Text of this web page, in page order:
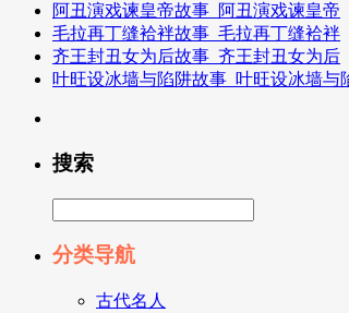
阿丑演戏谏皇帝故事_阿丑演戏谏皇帝
毛拉再丁缝袷袢故事_毛拉再丁缝袷袢
齐王封丑女为后故事_齐王封丑女为后
叶旺设冰墙与陷阱故事_叶旺设冰墙与
搜索
分类导航
古代名人